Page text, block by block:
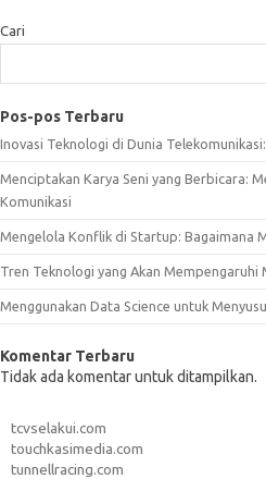
Cari
Pos-pos Terbaru
Inovasi Teknologi di Dunia
Menciptakan Karya Seni yang Berbicara:
Komunikasi
Mengelola Konflik di Startup: Bagaimana
Tren Teknologi yang Akan Mempengaruhi
Menggunakan Data Science untuk
Komentar Terbaru
Tidak ada komentar untuk ditampilkan.
tcvselakui.com
touchkasimedia.com
tunnellracing.com